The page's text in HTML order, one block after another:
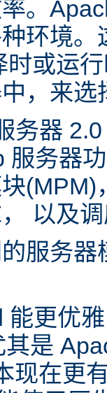
。
环境
时或运
，来选
务器
服务器
以及
服务
能更优
是
现在更